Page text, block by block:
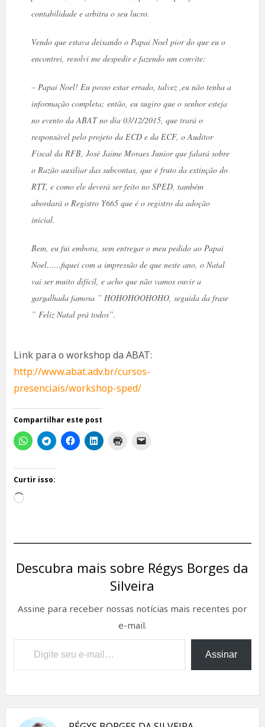
contabilidade e arbitra o seu lucro.
Vendo que estava deixando o Papai Noel pior do que eu o
encontrei, resolvi me despedir e fazendo um convite:
– Papai Noel! Eu posso estar errado, talvez ,eu não tenha a
informação completa; então, eu sugiro que o senhor esteja
no evento da ABAT no dia 03/12/2015, que trará o
responsável pelo projeto da ECD e da ECF, o Auditor
Fiscal da RFB, José Jaime Moraes Junior que falará sobre
o Razão auxiliar das subcontas, que é fruto da extinção do
RTT, e como ele deverá ser feito no SPED, também
abordará o Registro Y665 que é o registro da adoção
inicial.
Bem, eu fui embora, sem entregar o meu pedido ao Papai
Noel……fiquei com a impressão de que neste ano, o Natal
vai ser muito difícil, e acho que não vamos ouvir a
gargalhada famosa ” HOHOHOOHOHO, seguida da frase
” Feliz Natal prá todos”.
Link para o workshop da ABAT:
http://www.abat.adv.br/cursos-
presenciais/workshop-sped/
Compartilhar este post
Curtir isso:
Carregando...
Descubra mais sobre Régys Borges da
Silveira
Assine para receber nossas notícias mais recentes por
e-mail.
Digite seu e-mail…
Assinar